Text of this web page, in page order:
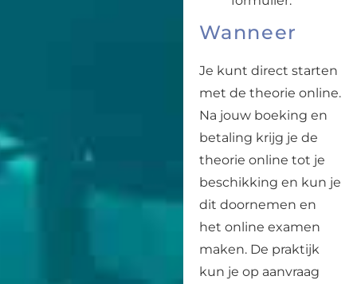
Wanneer
Je kunt direct starten
met de theorie online.
Na jouw boeking en
betaling krijg je de
theorie online tot je
beschikking en kun je
dit doornemen en
het online examen
maken. De praktijk
kun je op aanvraag